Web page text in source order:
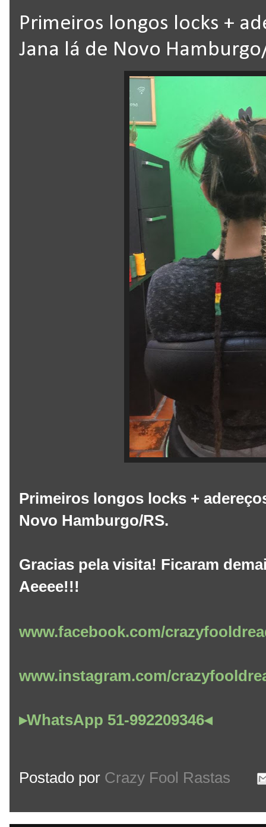
Primeiros longos locks +
Jana lá de Novo
Primeiros longos locks +
Novo Hamburgo/RS.
Gracias pela visita! Ficaram
Aeeee!!!
www.facebook.com/
www.instagram.com/
▸WhatsApp 51-992209346◂
Postado por Crazy Fool Rastas